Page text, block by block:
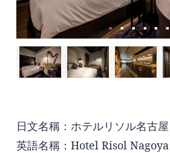
日文名稱：ホテルリソル名古屋
英語名稱：Hotel Risol Nagoya